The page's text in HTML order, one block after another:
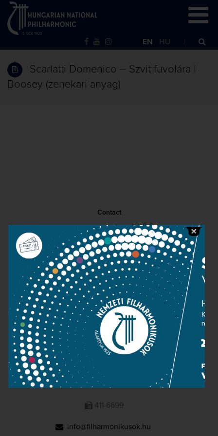
EN HU
Scarlatti Domenico – Szvit fuvolára |
Boosey (zenekari anyag)
Contact
Public information
Press room
Terms and privacy
Imprint
NATIONAL PHILHARMONIC
1095 Budapest, Komor Marcell u. 1. (Müpa)
411-6600
411-6699
info@filharmonikusok.hu